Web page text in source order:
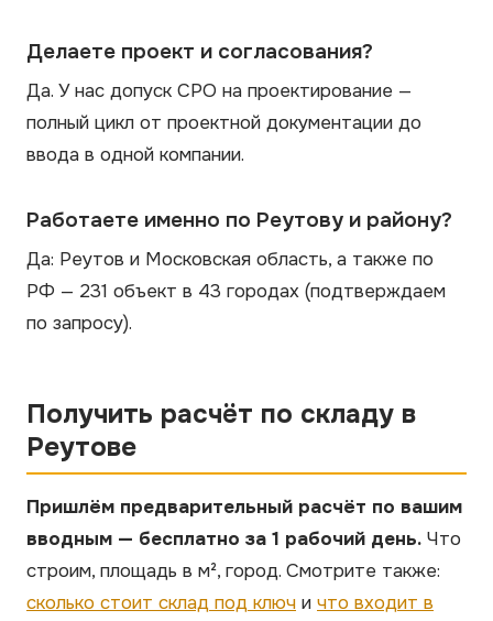
Делаете проект и согласования?
Да. У нас допуск СРО на проектирование —
полный цикл от проектной документации до
ввода в одной компании.
Работаете именно по Реутову и району?
Да: Реутов и Московская область, а также по
РФ — 231 объект в 43 городах (подтверждаем
по запросу).
Получить расчёт по складу в
Реутове
Пришлём предварительный расчёт по вашим
вводным — бесплатно за 1 рабочий день. Что
строим, площадь в м², город. Смотрите также:
сколько стоит склад под ключ и что входит в